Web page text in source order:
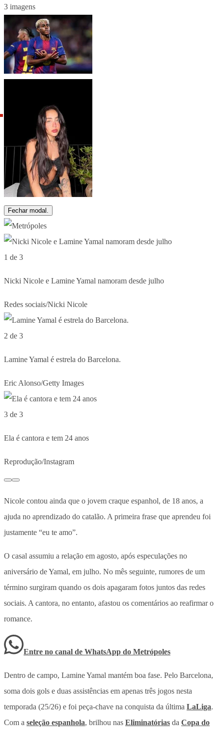
3 imagens
Fechar modal.
1 de 3
Nicki Nicole e Lamine Yamal namoram desde julho
Redes sociais/Nicki Nicole
2 de 3
Lamine Yamal é estrela do Barcelona.
Eric Alonso/Getty Images
3 de 3
Ela é cantora e tem 24 anos
Reprodução/Instagram
Nicole contou ainda que o jovem craque espanhol, de 18 anos, a
ajuda no aprendizado do catalão. A primeira frase que aprendeu foi
justamente “eu te amo”.
O casal assumiu a relação em agosto, após especulações no
aniversário de Yamal, em julho. No mês seguinte, rumores de um
término surgiram quando os dois apagaram fotos juntos das redes
sociais. A cantora, no entanto, afastou os comentários ao reafirmar o
romance.
Entre no canal de WhatsApp do Metrópoles
Dentro de campo, Lamine Yamal mantém boa fase. Pelo Barcelona,
soma dois gols e duas assistências em apenas três jogos nesta
temporada (25/26) e foi peça-chave na conquista da última LaLiga.
Com a seleção espanhola, brilhou nas Eliminatórias da Copa do